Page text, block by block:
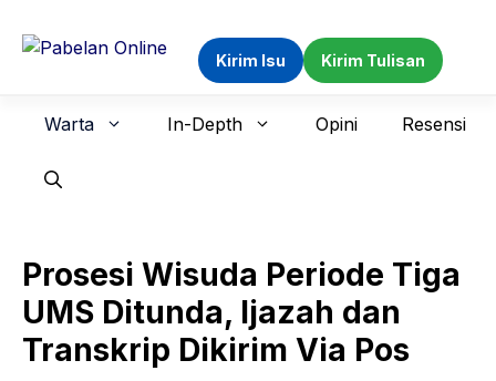
Kirim Isu Kirim Tulisan
Warta In-Depth Opini Resensi
Prosesi Wisuda Periode Tiga
UMS Ditunda, Ijazah dan
Transkrip Dikirim Via Pos